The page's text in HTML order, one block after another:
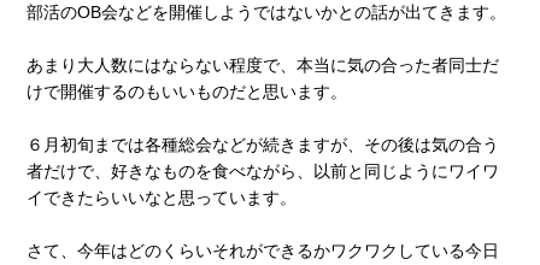
部活のOB会などを開催しようではないかとの話が出てきます。
あまり大人数にはならない程度で、本当に気の合った者同士だ
けで開催するのもいいものだと思います。
６月初旬までは各種総会などが続きますが、その後は気の合う
者だけで、好きなものを食べながら、以前と同じようにワイワ
イできたらいいなと思っています。
さて、今年はどのくらいそれができるかワクワクしている今日